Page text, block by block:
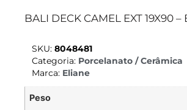
BALI DECK CAMEL EXT 19X90 –
SKU: 8048481
Categoria: Porcelanato / Cerâmica
Marca: Eliane
Peso